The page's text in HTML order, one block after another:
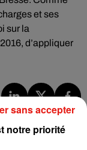
et ses
sur la
d’appliquer
notre priorité
sans accepter